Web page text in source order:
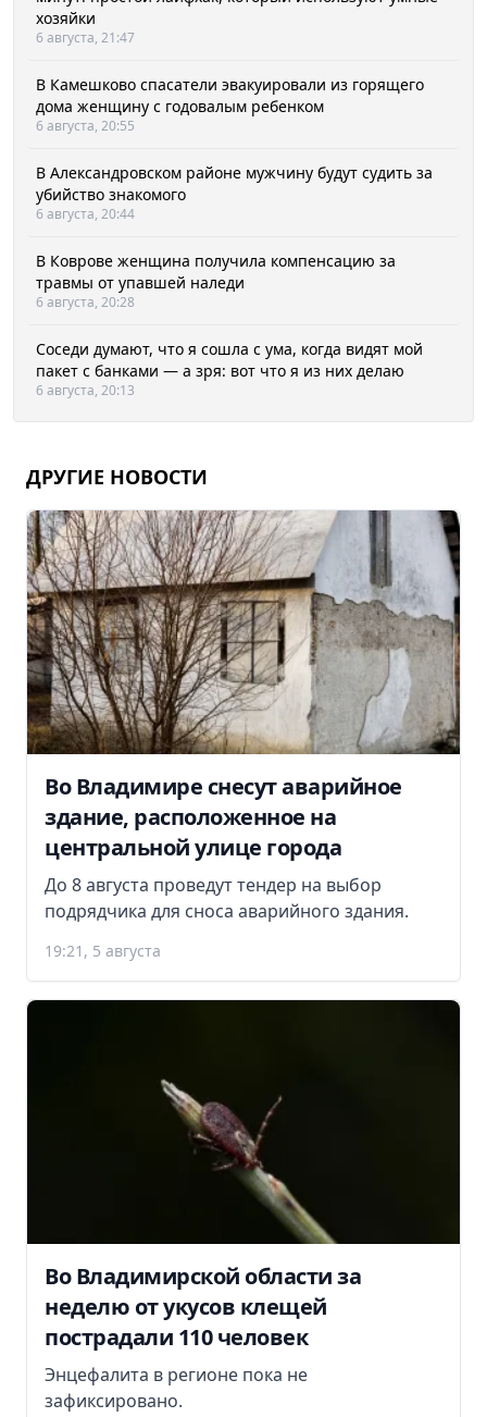
хозяйки
6 августа, 21:47
В Камешково спасатели эвакуировали из горящего
дома женщину с годовалым ребенком
6 августа, 20:55
В Александровском районе мужчину будут судить за
убийство знакомого
6 августа, 20:44
В Коврове женщина получила компенсацию за
травмы от упавшей наледи
6 августа, 20:28
Соседи думают, что я сошла с ума, когда видят мой
пакет с банками — а зря: вот что я из них делаю
6 августа, 20:13
ДРУГИЕ НОВОСТИ
Во Владимире снесут аварийное
здание, расположенное на
центральной улице города
До 8 августа проведут тендер на выбор
подрядчика для сноса аварийного здания.
19:21, 5 августа
Во Владимирской области за
неделю от укусов клещей
пострадали 110 человек
Энцефалита в регионе пока не
зафиксировано.